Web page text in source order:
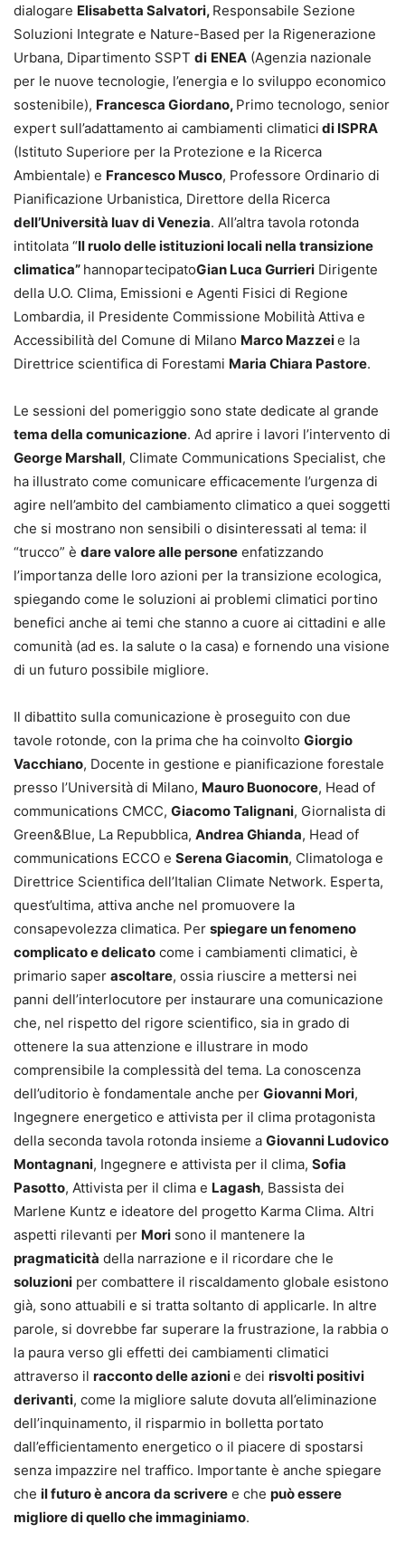
dialogare Elisabetta Salvatori, Responsabile Sezione
Soluzioni Integrate e Nature-Based per la Rigenerazione
Urbana, Dipartimento SSPT di ENEA (Agenzia nazionale
per le nuove tecnologie, l’energia e lo sviluppo economico
sostenibile), Francesca Giordano, Primo tecnologo, senior
expert sull’adattamento ai cambiamenti climatici di ISPRA
(Istituto Superiore per la Protezione e la Ricerca
Ambientale) e Francesco Musco, Professore Ordinario di
Pianificazione Urbanistica, Direttore della Ricerca
dell’Università Iuav di Venezia. All’altra tavola rotonda
intitolata “Il ruolo delle istituzioni locali nella transizione
climatica” hannopartecipatoGian Luca Gurrieri Dirigente
della U.O. Clima, Emissioni e Agenti Fisici di Regione
Lombardia, il Presidente Commissione Mobilità Attiva e
Accessibilità del Comune di Milano Marco Mazzeie la
Direttrice scientifica di Forestami Maria Chiara Pastore.
Le sessioni del pomeriggio sono state dedicate al grande
tema della comunicazione. Ad aprire i lavori l’intervento di
George Marshall, Climate Communications Specialist, che
ha illustrato come comunicare efficacemente l’urgenza di
agire nell’ambito del cambiamento climatico a quei soggetti
che si mostrano non sensibili o disinteressati al tema: il
“trucco” è dare valore alle persone enfatizzando
l’importanza delle loro azioni per la transizione ecologica,
spiegando come le soluzioni ai problemi climatici portino
benefici anche ai temi che stanno a cuore ai cittadini e alle
comunità (ad es. la salute o la casa) e fornendo una visione
di un futuro possibile migliore.
Il dibattito sulla comunicazione è proseguito con due
tavole rotonde, con la prima che ha coinvolto Giorgio
Vacchiano, Docente in gestione e pianificazione forestale
presso l’Università di Milano, Mauro Buonocore, Head of
communications CMCC, Giacomo Talignani, Giornalista di
Green&Blue, La Repubblica, Andrea Ghianda, Head of
communications ECCO e Serena Giacomin, Climatologa e
Direttrice Scientifica dell’Italian Climate Network. Esperta,
quest’ultima, attiva anche nel promuovere la
consapevolezza climatica. Per spiegare un fenomeno
complicato e delicato come i cambiamenti climatici, è
primario saper ascoltare, ossia riuscire a mettersi nei
panni dell’interlocutore per instaurare una comunicazione
che, nel rispetto del rigore scientifico, sia in grado di
ottenere la sua attenzione e illustrare in modo
comprensibile la complessità del tema. La conoscenza
dell’uditorio è fondamentale anche per Giovanni Mori,
Ingegnere energetico e attivista per il clima protagonista
della seconda tavola rotonda insieme a Giovanni Ludovico
Montagnani, Ingegnere e attivista per il clima, Sofia
Pasotto, Attivista per il clima e Lagash, Bassista dei
Marlene Kuntz e ideatore del progetto Karma Clima. Altri
aspetti rilevanti per Mori sono il mantenere la
pragmaticità della narrazione e il ricordare che le
soluzioni per combattere il riscaldamento globale esistono
già, sono attuabili e si tratta soltanto di applicarle. In altre
parole, si dovrebbe far superare la frustrazione, la rabbia o
la paura verso gli effetti dei cambiamenti climatici
attraverso il racconto delle azionie dei risvolti positivi
derivanti, come la migliore salute dovuta all’eliminazione
dell’inquinamento, il risparmio in bolletta portato
dall’efficientamento energetico o il piacere di spostarsi
senza impazzire nel traffico. Importante è anche spiegare
che il futuro è ancora da scrivere e che può essere
migliore di quello che immaginiamo.